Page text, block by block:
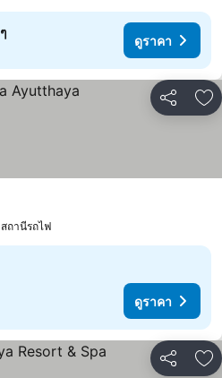
ดูราคา
แชร์ เ
ถานีรถไฟ
ดูราคา
แชร์ เ